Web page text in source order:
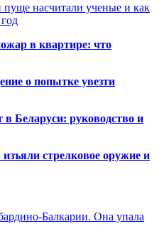
пуще насчитали ученые и как
в квартире: что
о попытке увезти
Беларуси: руководство и
стрелковое оружие и
Балкарии. Она упала